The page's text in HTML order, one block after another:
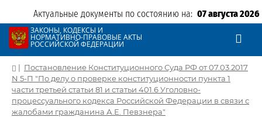
Актуальные документы по состоянию на: 07 августа 2026
ЗАКОНЫ, КОДЕКСЫ И
НОРМАТИВНО-ПРАВОВЫЕ АКТЫ
РОССИЙСКОЙ ФЕДЕРАЦИИ
| Постановление Конституционного Суда РФ от 07.03.2017
N 5-П "По делу о проверке конституционности пункта 1
части третьей статьи 81 и статьи 401.6 Уголовно-
процессуального кодекса Российской Федерации в связи с
жалобами гражданина А.Е. Певзнера"